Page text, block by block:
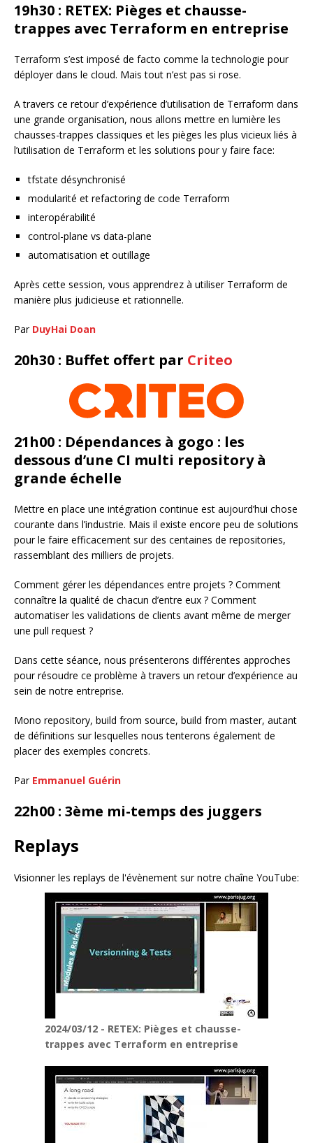
19h30 : RETEX: Pièges et chausse-
trappes avec Terraform en entreprise
Terraform s’est imposé de facto comme la technologie pour
déployer dans le cloud. Mais tout n’est pas si rose.
A travers ce retour d’expérience d’utilisation de Terraform dans
une grande organisation, nous allons mettre en lumière les
chausses-trappes classiques et les pièges les plus vicieux liés à
l’utilisation de Terraform et les solutions pour y faire face:
tfstate désynchronisé
modularité et refactoring de code Terraform
interopérabilité
control-plane vs data-plane
automatisation et outillage
Après cette session, vous apprendrez à utiliser Terraform de
manière plus judicieuse et rationnelle.
Par DuyHai Doan
20h30 : Buffet offert par Criteo
21h00 : Dépendances à gogo : les
dessous d’une CI multi repository à
grande échelle
Mettre en place une intégration continue est aujourd’hui chose
courante dans l’industrie. Mais il existe encore peu de solutions
pour le faire efficacement sur des centaines de repositories,
rassemblant des milliers de projets.
Comment gérer les dépendances entre projets ? Comment
connaître la qualité de chacun d’entre eux ? Comment
automatiser les validations de clients avant même de merger
une pull request ?
Dans cette séance, nous présenterons différentes approches
pour résoudre ce problème à travers un retour d’expérience au
sein de notre entreprise.
Mono repository, build from source, build from master, autant
de définitions sur lesquelles nous tenterons également de
placer des exemples concrets.
Par Emmanuel Guérin
22h00 : 3ème mi-temps des juggers
Replays
Visionner les replays de l'évènement sur notre chaîne YouTube:
2024/03/12 - RETEX: Pièges et chausse-
trappes avec Terraform en entreprise